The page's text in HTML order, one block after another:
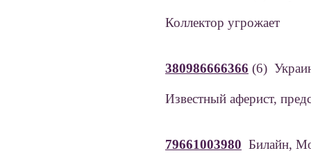
Коллектор угрожает
380986666366 (6)
Известный аферист,
79661003980 Билайн,